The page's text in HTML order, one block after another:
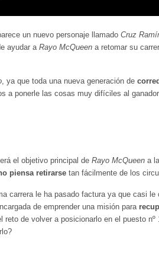
un nuevo personaje llamado Cruz
ayudar a Rayo McQueen a retomar su
, ya que toda una nueva generación de
a ponerle las cosas muy difíciles al
el objetivo principal de Rayo McQueen a
piensa retirarse tan fácilmente de los
carrera le ha pasado factura ya que casi le
de emprender una misión para
reto de volver a posicionarlo en el puesto nº